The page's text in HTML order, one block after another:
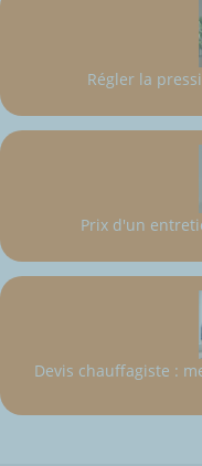
Régler la
Prix d'un
Devis chauffagiste :